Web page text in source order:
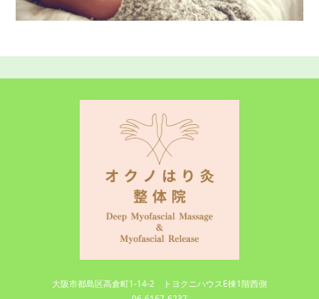
大阪市都島区高倉町1-14-2 トヨクニハウスE棟1階西側